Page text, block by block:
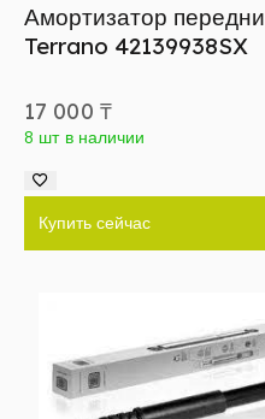
Амортизатор
Terrano 42139938SX
17 000 ₸
8 шт в наличии
Купить сейчас